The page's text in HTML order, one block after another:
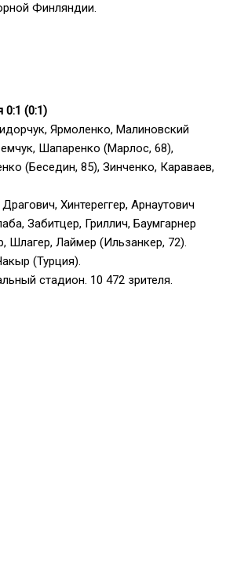
Финляндии.
0:1 (0:1)
Ярмоленко, Малиновский
Шапаренко (Марлос, 68),
(Беседин, 85), Зинченко, Караваев,
Хинтереггер, Арнаутович
Забитцер, Гриллич, Баумгарнер
Шлагер, Лаймер (Ильзанкер, 72).
(Турция).
стадион. 10 472 зрителя.